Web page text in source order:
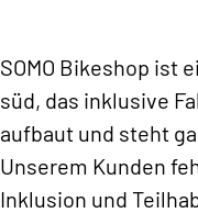
SOMO Bikeshop ist
süd, das inklusive
aufbaut und steht
Unserem Kunden
Inklusion und